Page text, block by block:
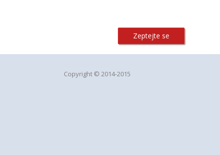
Zeptejte se
Copyright © 2014-2015